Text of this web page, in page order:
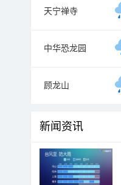
天宁禅寺
中华恐龙园
顾龙山
新闻资讯